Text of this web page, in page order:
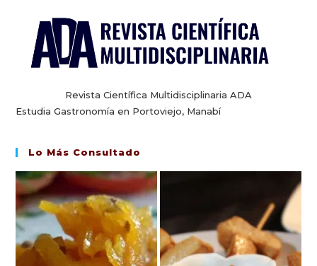
Revista Científica Multidisciplinaria ADA
Estudia Gastronomía en Portoviejo, Manabí
Lo Más Consultado